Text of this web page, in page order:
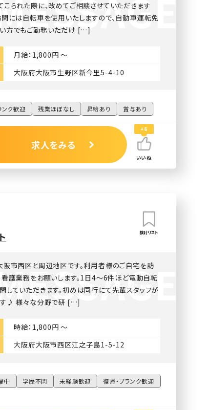
ンク歓迎 残業ほぼなし 昇給あり 賞与あり
こられた際に、改めてご相談させていただきます
問には自転車を使用いたしますので、自動車運転免
方でもご勤務いただけ […]
月給：1,800円 〜
大阪府大阪市生野区新今里5-4-10
求人をみる
+6
いいね
検討リスト
中 学歴不問 未経験歓迎
復帰・ブランク歓迎
阪市西区と周辺地区です。利用者様のご自宅を訪
看護業務をお願いします。1日4〜6件ほど電動自転
していただきます。初めは同行にて先輩スタッフが
す♪ 様々な分野で研 […]
時給：1,800円 〜
大阪府大阪市西区江之子島1-5-12